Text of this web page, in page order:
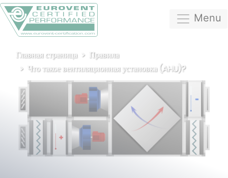
Menu
Главная страница
Правила
Что такое вентиляционная установка (AHU)?